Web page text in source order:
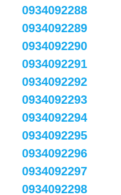
0934092288
0934092289
0934092290
0934092291
0934092292
0934092293
0934092294
0934092295
0934092296
0934092297
0934092298